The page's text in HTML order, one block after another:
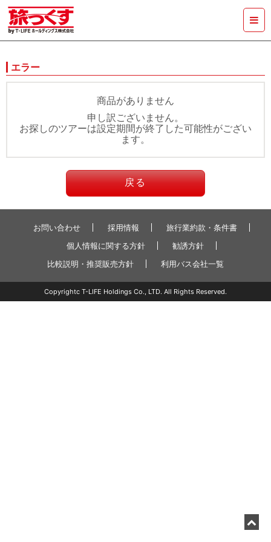
エラー
商品がありません
申し訳ございません。
お探しのツアーは設定期間が終了した可能性がござい
ます。
戻る
お問い合わせ 採用情報
旅行業約款・条件書
個人情報に関する方針
勧誘方針
比較説明・推奨販売方針
利用バス会社一覧
Copyrightc T-LIFE Holdings Co., LTD. All Rights Reserved.